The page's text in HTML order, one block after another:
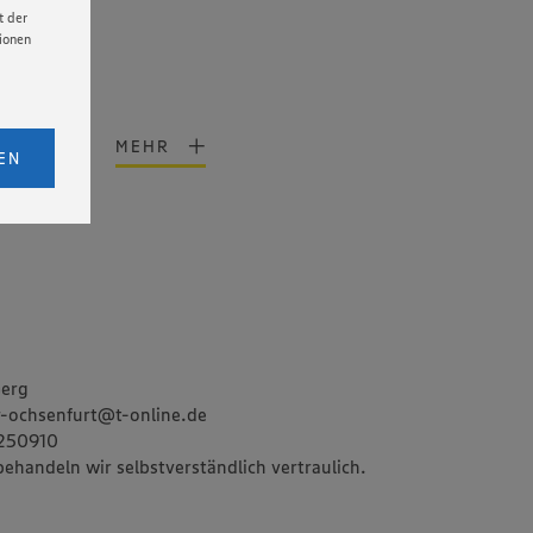
der
1
MEHR
ochsenfurt@t-online.de
wir selbstverständlich vertraulich.